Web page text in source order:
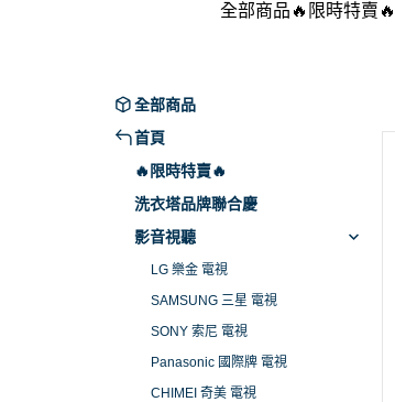
全部商品 🔥限時特賣🔥
全部商品
首頁
🔥限時特賣🔥
洗衣塔品牌聯合慶
影音視聽
LG 樂金 電視
SAMSUNG 三星 電視
SONY 索尼 電視
Panasonic 國際牌 電視
CHIMEI 奇美 電視